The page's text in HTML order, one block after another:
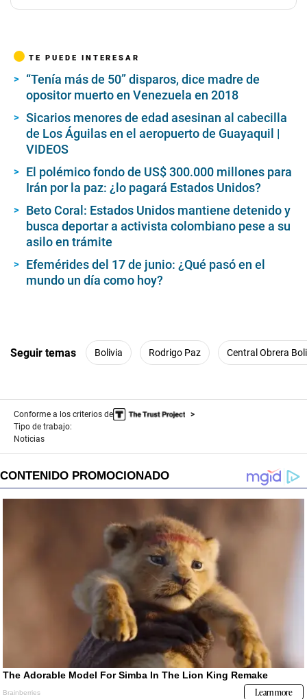
TE PUEDE INTERESAR
“Tenía más de 50” disparos, dice madre de
opositor muerto en Venezuela en 2018
Sicarios menores de edad asesinan al cabecilla
de Los Águilas en el aeropuerto de Guayaquil |
VIDEOS
El polémico fondo de US$ 300.000 millones para
Irán por la paz: ¿lo pagará Estados Unidos?
Beto Coral: Estados Unidos mantiene detenido y
busca deportar a activista colombiano pese a su
asilo en trámite
Efemérides del 17 de junio: ¿Qué pasó en el
mundo un día como hoy?
Seguir temas Bolivia Rodrigo Paz Central Obrera
Conforme a los criterios de
Tipo de trabajo:
Noticias